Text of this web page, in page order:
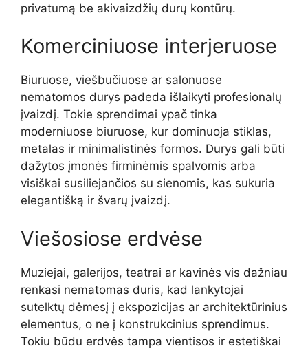
privatumą be akivaizdžių durų kontūrų.
Komerciniuose interjeruose
Biuruose, viešbučiuose ar salonuose
nematomos durys padeda išlaikyti profesionalų
įvaizdį. Tokie sprendimai ypač tinka
moderniuose biuruose, kur dominuoja stiklas,
metalas ir minimalistinės formos. Durys gali būti
dažytos įmonės firminėmis spalvomis arba
visiškai susiliejančios su sienomis, kas sukuria
elegantišką ir švarų įvaizdį.
Viešosiose erdvėse
Muziejai, galerijos, teatrai ar kavinės vis dažniau
renkasi nematomas duris, kad lankytojai
sutelktų dėmesį į ekspozicijas ar architektūrinius
elementus, o ne į konstrukcinius sprendimus.
Tokiu būdu erdvės tampa vientisos ir estetiškai